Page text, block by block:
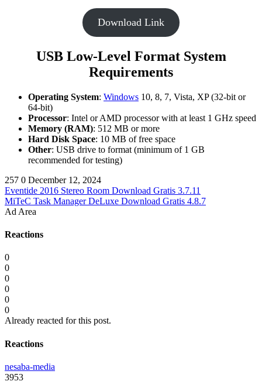
Download Link
USB Low-Level Format System
Requirements
Operating System: Windows 10, 8, 7, Vista, XP (32-bit or
64-bit)
Processor: Intel or AMD processor with at least 1 GHz speed
Memory (RAM): 512 MB or more
Hard Disk Space: 10 MB of free space
Other: USB drive to format (minimum of 1 GB
recommended for testing)
257 0 December 12, 2024
Eventide 2016 Stereo Room Download Gratis 3.7.11
MiTeC Task Manager DeLuxe Download Gratis 4.8.7
Ad Area
Reactions
0
0
0
0
0
0
Already reacted for this post.
Reactions
nesaba-media
3953